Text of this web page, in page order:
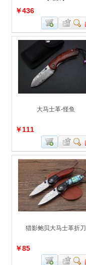
￥436
大马士革-怪鱼
￥111
猎影鲍贝大马士革折刀
￥85